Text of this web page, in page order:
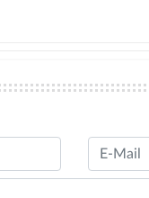
Email